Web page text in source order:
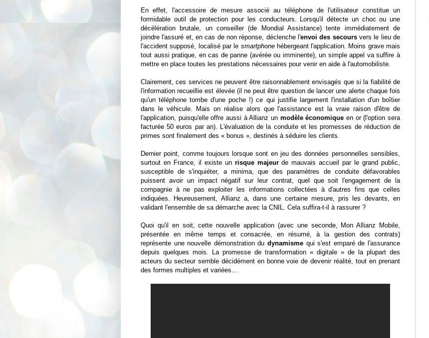
En effet, l'accessoire de mesure associé au téléphone de l'utilisateur constitue un
formidable outil de protection pour les conducteurs. Lorsqu'il détecte un choc ou une
décélération brutale, un conseiller (de Mondial Assistance) tente immédiatement de
joindre l'assuré et, en cas de non réponse, déclenche l'envoi des secoursvers le lieu de
l'accident supposé, localisé par le smartphonehébergeant l'application. Moins grave mais
tout aussi pratique, en cas de panne (avérée ou imminente), un simple appel va suffire à
mettre en place toutes les prestations nécessaires pour venir en aide à l'automobiliste.
Clairement, ces services ne peuvent être raisonnablement envisagés que si la fiabilité de
l'information recueillie est élevée (il ne peut être question de lancer une alerte chaque fois
qu'un téléphone tombe d'une poche !) ce qui justifie largement l'installation d'un boîtier
dans le véhicule. Mais on réalise alors que l'assistance est la vraie raison d'être de
l'application, puisqu'elle offre aussi à Allianz un modèle économique en or (l'option sera
facturée 50 euros par an). L'évaluation de la conduite et les promesses de réduction de
primes sont finalement des « bonus », destinés à séduire les clients.
Dernier point, comme toujours lorsque sont en jeu des données personnelles sensibles,
surtout en France, il existe un risque majeurde mauvais accueil par le grand public,
susceptible de s'inquiéter, a minima, que des paramètres de conduite défavorables
puissent avoir un impact négatif sur leur contrat, quel que soit l'engagement de la
compagnie à ne pas exploiter les informations collectées à d'autres fins que celles
indiquées. Heureusement, Allianz a, dans une certaine mesure, pris les devants, en
validant l'ensemble de sa démarche avec la CNIL. Cela suffira-t-il à rassurer ?
Quoi qu'il en soit, cette nouvelle application (avec une seconde, Mon Allianz Mobile,
présentée en même temps et consacrée, en résumé, à la gestion des contrats)
représente une nouvelle démonstration du dynamisme qui s'est emparé de l'assurance
depuis quelques mois. La promesse de transformation « digitale » de la plupart des
acteurs du secteur semble décidément en bonne voie de devenir réalité, tout en prenant
des formes multiples et variées…